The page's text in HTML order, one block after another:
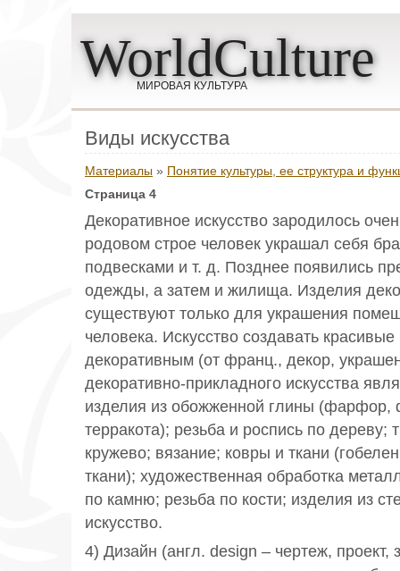
WorldCulture
МИРОВАЯ КУЛЬТУРА
Виды искусства
Материалы » Понятие культуры, ее структура и
Страница 4
Декоративное искусство зародилось
родовом строе человек украшал себя
подвесками и т. д. Позднее появились
одежды, а затем и жилища. Изделия
существуют только для украшения
человека. Искусство создавать
декоративным (от франц., декор,
декоративно-прикладного искусства
изделия из обожженной глины (фарфор,
терракота); резьба и роспись по дереву;
кружево; вязание; ковры и ткани
ткани); художественная обработка
по камню; резьба по кости; изделия из
искусство.
4) Дизайн (англ. design – чертеж,